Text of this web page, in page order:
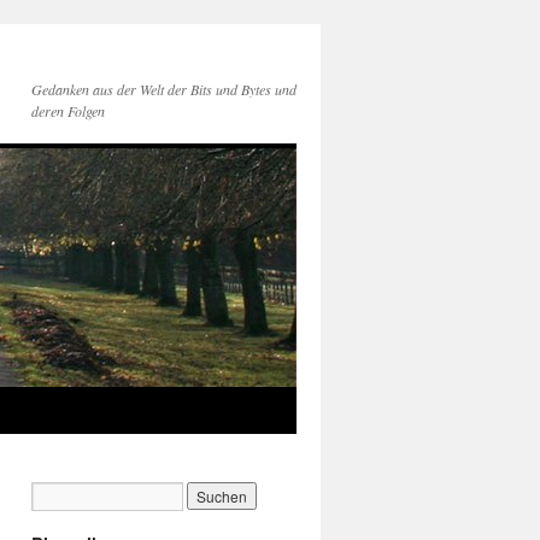
Gedanken aus der Welt der Bits und Bytes und
deren Folgen